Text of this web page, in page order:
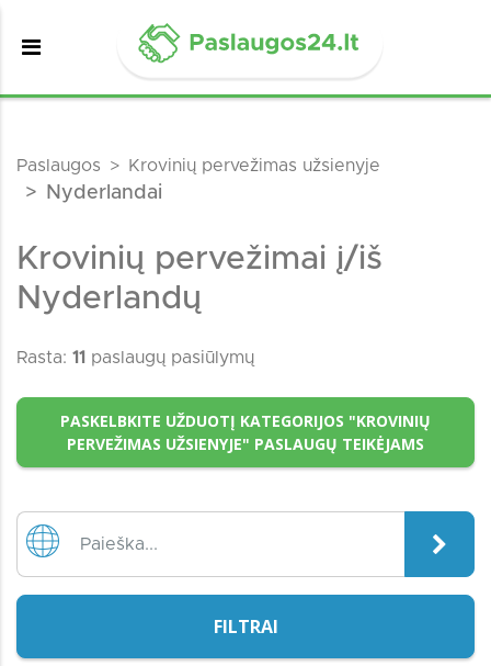
Paslaugos Krovinių pervežimas užsienyje
Nyderlandai
Krovinių pervežimai į/iš
Nyderlandų
Rasta: 11 paslaugų pasiūlymų
PASKELBKITE UŽDUOTĮ KATEGORIJOS "KROVINIŲ
PERVEŽIMAS UŽSIENYJE" PASLAUGŲ TEIKĖJAMS
FILTRAI